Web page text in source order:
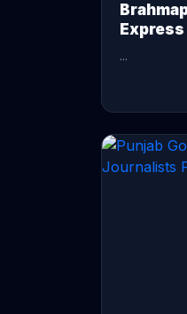
Express
...